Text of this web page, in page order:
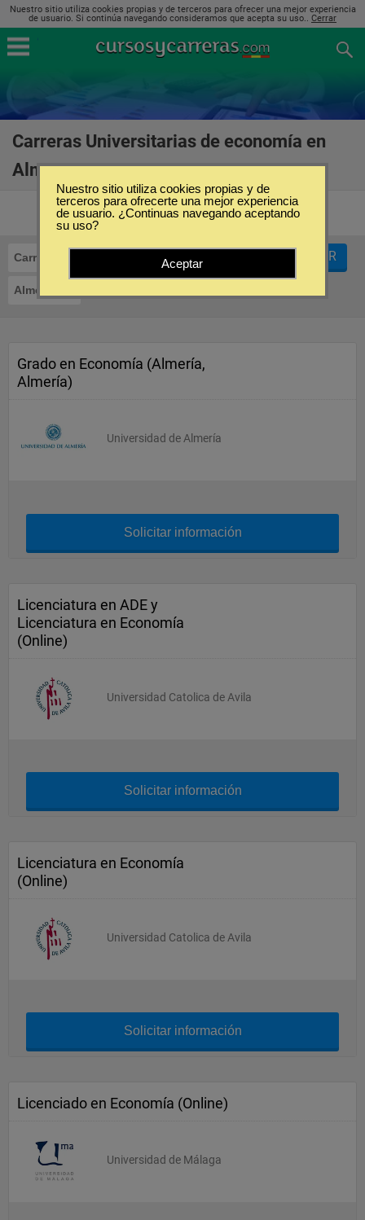
Nuestro sitio utiliza cookies propias y de terceros para ofrecer una mejor experiencia
de usuario. Si continúa navegando consideramos que acepta su uso.. Cerrar
Carreras Universitarias de economía en
Almería
Carreras Universitarias Economía
Almería
FILTRAR
Grado en Economía (Almería,
Almería)
Universidad de Almería
Solicitar información
Licenciatura en ADE y
Licenciatura en Economía
(Online)
Universidad Catolica de Avila
Solicitar información
Licenciatura en Economía
(Online)
Universidad Catolica de Avila
Solicitar información
Licenciado en Economía (Online)
Universidad de Málaga
Nuestro sitio utiliza cookies propias y de
terceros para ofrecerte una mejor experiencia
de usuario. ¿Continuas navegando aceptando
su uso?
Aceptar